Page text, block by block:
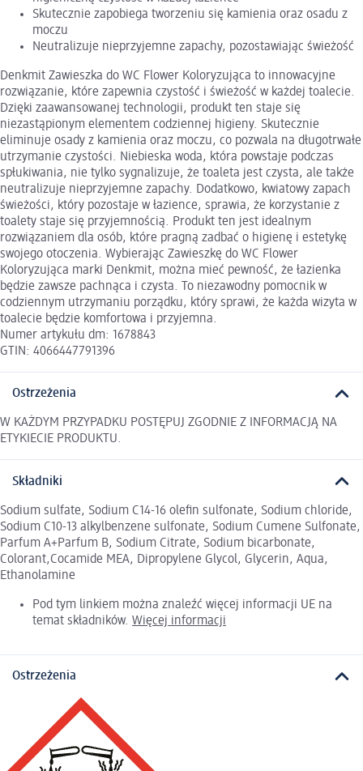
Skutecznie zapobiega tworzeniu się kamienia oraz osadu z
moczu
Neutralizuje nieprzyjemne zapachy, pozostawiając świeżość
Denkmit Zawieszka do WC Flower Koloryzująca to innowacyjne
rozwiązanie, które zapewnia czystość i świeżość w każdej toalecie.
Dzięki zaawansowanej technologii, produkt ten staje się
niezastąpionym elementem codziennej higieny. Skutecznie
eliminuje osady z kamienia oraz moczu, co pozwala na długotrwałe
utrzymanie czystości. Niebieska woda, która powstaje podczas
spłukiwania, nie tylko sygnalizuje, że toaleta jest czysta, ale także
neutralizuje nieprzyjemne zapachy. Dodatkowo, kwiatowy zapach
świeżości, który pozostaje w łazience, sprawia, że korzystanie z
toalety staje się przyjemnością. Produkt ten jest idealnym
rozwiązaniem dla osób, które pragną zadbać o higienę i estetykę
swojego otoczenia. Wybierając Zawieszkę do WC Flower
Koloryzująca marki Denkmit, można mieć pewność, że łazienka
będzie zawsze pachnąca i czysta. To niezawodny pomocnik w
codziennym utrzymaniu porządku, który sprawi, że każda wizyta w
toalecie będzie komfortowa i przyjemna.
Numer artykułu dm: 1678843
GTIN: 4066447791396
Ostrzeżenia
W KAŻDYM PRZYPADKU POSTĘPUJ ZGODNIE Z INFORMACJĄ NA
ETYKIECIE PRODUKTU.
Składniki
Sodium sulfate, Sodium C14-16 olefin sulfonate, Sodium chloride,
Sodium C10-13 alkylbenzene sulfonate, Sodium Cumene Sulfonate,
Parfum A+Parfum B, Sodium Citrate, Sodium bicarbonate,
Colorant,Cocamide MEA, Dipropylene Glycol, Glycerin, Aqua,
Ethanolamine
Pod tym linkiem można znaleźć więcej informacji UE na
temat składników. Więcej informacji
Ostrzeżenia